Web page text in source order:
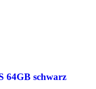
64GB schwarz